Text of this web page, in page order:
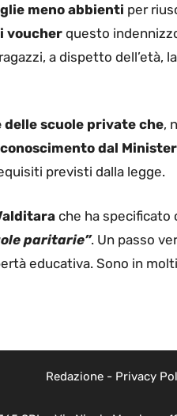
meno abbienti per
voucherquesto
a dispetto dell’età,
delle scuole private che,
dal
previsti dalla legge.
che ha specificato
paritarie”. Un passo
educativa. Sono in
Redazione- Privacy